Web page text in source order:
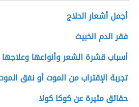
أجمل أشعار الحلاج
فقر الدم الخبيث
أسباب قشرة الشعر وأنواعها وعلاجها
تجربة الإقتراب من الموت أو نفق
حقائق مثيرة عن كوكا كولا